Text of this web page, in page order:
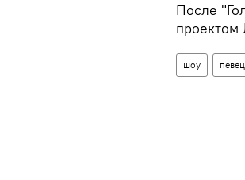
После
проектом
шоу певец